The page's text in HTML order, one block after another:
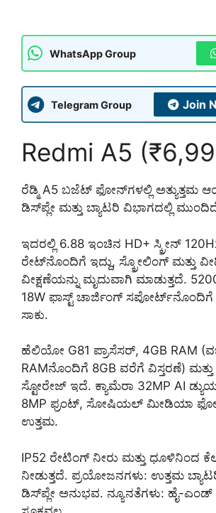
WhatsApp Group
Telegram Group Join
Redmi A5
ರೆಡ್ಮಿ A5 ಬಜೆಟ್ ಫೋನ್‌ಗಳಲ್ಲಿ ಅತ್ಯುತ್ತಮ
ಡಿಸ್‌ಪ್ಲೇ ಮತ್ತು ಬ್ಯಾಟರಿ ವಿಭಾಗದಲ್ಲಿ
ಇದರಲ್ಲಿ 6.88 ಇಂಚಿನ HD+ ಸ್ಕ್ರೀನ್
ರೇಟ್‌ನೊಂದಿಗೆ ಇದ್ದು, ಸ್ಕ್ರೋಲಿಂಗ್ ಮತ್ತು
ವೀಕ್ಷಣೆಯನ್ನು ಮೃದುವಾಗಿ ಮಾಡುತ್ತದೆ.
18W ಫಾಸ್ಟ್ ಚಾರ್ಜಿಂಗ್ ಸಪೋರ್ಟ್‌ನೊಂದಿಗೆ
ಸಾಕು.
ಹೆಲಿಯೋ G81 ಪ್ರಾಸೆಸರ್, 4GB RAM
RAMನೊಂದಿಗೆ 8GB ವರೆಗೆ ವಿಸ್ತರಣೆ) ಮತ್ತು
ಸ್ಟೋರೇಜ್ ಇದೆ. ಕ್ಯಾಮೆರಾ 32MP AI
8MP ಫ್ರಂಟ್, ಸೋಷಿಯಲ್ ಮೀಡಿಯಾ
ಉತ್ತಮ.
IP52 ರೇಟಿಂಗ್ ನೀರು ಮತ್ತು ಧೂಳಿನಿಂದ
ನೀಡುತ್ತದೆ. ಪ್ರಯೋಜನಗಳು: ಉತ್ತಮ
ಡಿಸ್‌ಪ್ಲೇ ಅನುಭವ. ನ್ಯೂನತೆಗಳು: ಹೈ-